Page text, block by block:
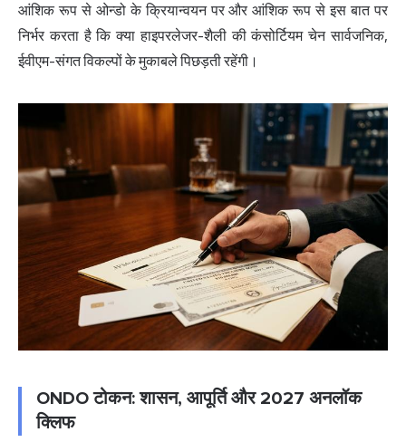
आंशिक रूप से ओन्डो के क्रियान्वयन पर और आंशिक रूप से इस बात पर
निर्भर करता है कि क्या हाइपरलेजर-शैली की कंसोर्टियम चेन सार्वजनिक,
ईवीएम-संगत विकल्पों के मुकाबले पिछड़ती रहेंगी।
ONDO टोकन: शासन, आपूर्ति और 2027 अनलॉक
क्लिफ